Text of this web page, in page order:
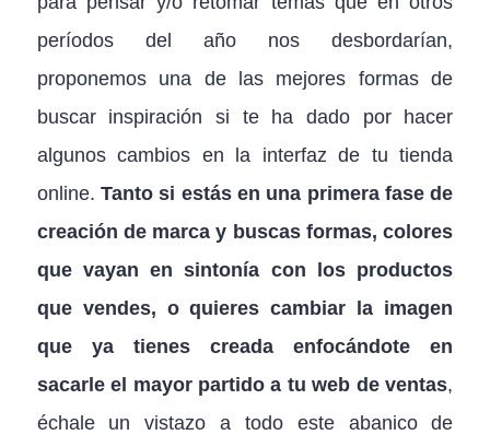
períodos del año nos desbordarían,
proponemos una de las mejores formas de
buscar inspiración si te ha dado por hacer
algunos cambios en la interfaz de tu tienda
online. Tanto si estás en una primera fase de
creación de marca y buscas formas, colores
que vayan en sintonía con los productos
que vendes, o quieres cambiar la imagen
que ya tienes creada enfocándote en
sacarle el mayor partido a tu web de ventas,
échale un vistazo a todo este abanico de